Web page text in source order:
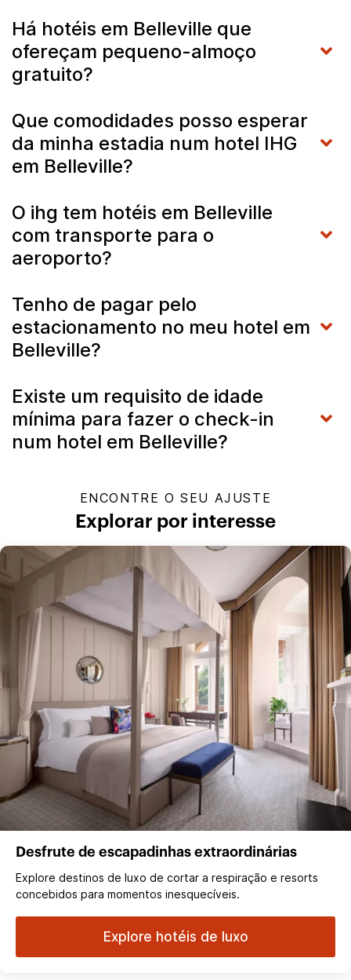
Há hotéis em Belleville que
ofereçam pequeno-almoço
gratuito?
Que comodidades posso esperar
da minha estadia num hotel IHG
em Belleville?
O ihg tem hotéis em Belleville
com transporte para o
aeroporto?
Tenho de pagar pelo
estacionamento no meu hotel em
Belleville?
Existe um requisito de idade
mínima para fazer o check-in
num hotel em Belleville?
ENCONTRE O SEU AJUSTE
Explorar por interesse
Desfrute de escapadinhas extraordinárias
Explore destinos de luxo de cortar a respiração e resorts
concebidos para momentos inesquecíveis.
Explore hotéis de luxo